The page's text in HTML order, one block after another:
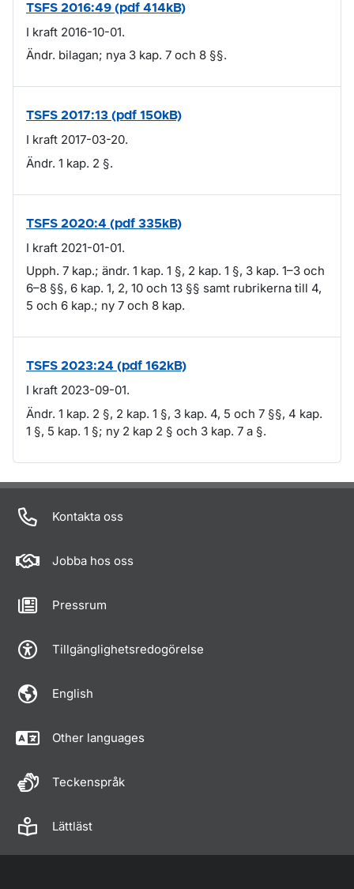
TSFS 2016:49 (pdf 414kB)
I kraft 2016-10-01.
Ändr. bilagan; nya 3 kap. 7 och 8 §§.
TSFS 2017:13 (pdf 150kB)
I kraft 2017-03-20.
Ändr. 1 kap. 2 §.
TSFS 2020:4 (pdf 335kB)
I kraft 2021-01-01.
Upph. 7 kap.; ändr. 1 kap. 1 §, 2 kap. 1 §, 3 kap. 1–3 och
6–8 §§, 6 kap. 1, 2, 10 och 13 §§ samt rubrikerna till 4,
5 och 6 kap.; ny 7 och 8 kap.
TSFS 2023:24 (pdf 162kB)
I kraft 2023-09-01.
Ändr. 1 kap. 2 §, 2 kap. 1 §, 3 kap. 4, 5 och 7 §§, 4 kap.
1 §, 5 kap. 1 §; ny 2 kap 2 § och 3 kap. 7 a §.
Om sidan
Kontakta oss
Jobba hos oss
Pressrum
Tillgänglighetsredogörelse
English
Other languages
Teckenspråk
Lättläst